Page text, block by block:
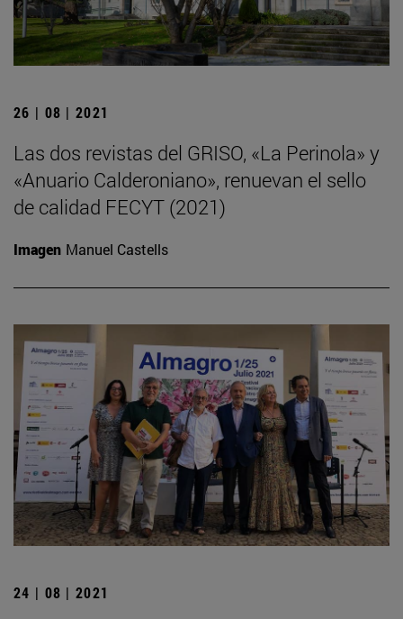
26 | 08 | 2021
Las dos revistas del GRISO, «La Perinola» y
«Anuario Calderoniano», renuevan el sello
de calidad FECYT (2021)
Imagen Manuel Castells
24 | 08 | 2021